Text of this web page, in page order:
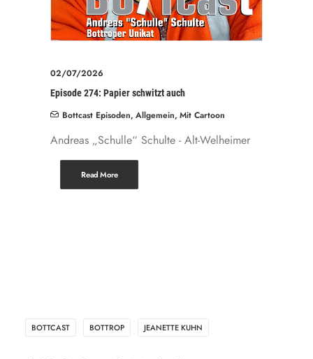
02/07/2026
Episode 274: Papier schwitzt auch
Bottcast Episoden, Allgemein, Mit Cartoon
Andreas „Schulle“ Schulte - Alt-Welheimer
Read More
BOTTCAST BOTTROP JEANETTE KUHN